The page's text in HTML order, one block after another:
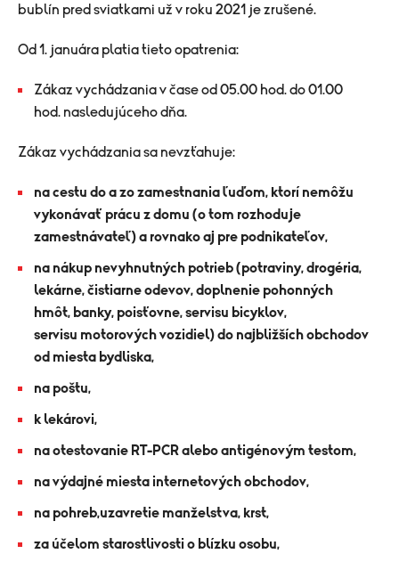
bublín pred sviatkami už v roku 2021 je zrušené.
Od 1. januára platia tieto opatrenia:
Zákaz vychádzania v čase od 05.00 hod. do 01.00
hod. nasledujúceho dňa.
Zákaz vychádzania sa nevzťahuje:
na cestu do a zo zamestnania ľuďom, ktorí nemôžu
vykonávať prácu z domu (o tom rozhoduje
zamestnávateľ) a rovnako aj pre podnikateľov,
na nákup nevyhnutných potrieb (potraviny, drogéria,
lekárne, čistiarne odevov, doplnenie pohonných
hmôt, banky, poisťovne, servisu bicyklov,
servisu motorových vozidiel) do najbližších obchodov
od miesta bydliska,
na poštu,
k lekárovi,
na otestovanie RT-PCR alebo antigénovým testom,
na výdajné miesta internetových obchodov,
na pohreb,uzavretie manželstva, krst,
za účelom starostlivosti o blízku osobu,